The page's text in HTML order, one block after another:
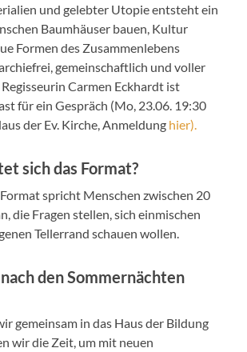
und gelebter Utopie entsteht ein
Baumhäuser bauen, Kultur
Formen des Zusammenlebens
gemeinschaftlich und voller
Carmen Eckhardt ist
für ein Gespräch (Mo, 23.06. 19:30
der Ev. Kirche, Anmeldung hier).
sich das Format?
spricht Menschen zwischen 20
die Fragen stellen, sich einmischen
Tellerrand schauen wollen.
den Sommernächten
gemeinsam in das Haus der Bildung
wir die Zeit, um mit neuen